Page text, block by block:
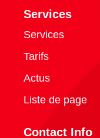
Services
Services
Tarifs
Actus
Liste de page
Contact Info